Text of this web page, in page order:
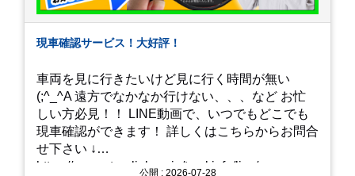
現車確認サービス！大好評！
車両を見に行きたいけど見に行く時間が無い
(;^_^A 遠方でなかなか行けない、、、など お忙
しい方必見！！ LINE動画で、いつでもどこでも
現車確認ができます！ 詳しくはこちらからお問合
せ下さい ↓
https://www.steerlink.co.jp/truckinfo/live/
公開 : 2026-07-28